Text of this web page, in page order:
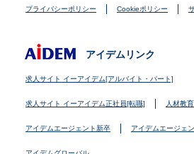
プライバシーポリシー Cookieポリシー
アイデムリンク
求人サイト イーアイデム[アルバイト・パート]
求人サイト イーアイデム正社員[転職] 人材教
アイデムエージェント新卒 アイデムエージェ